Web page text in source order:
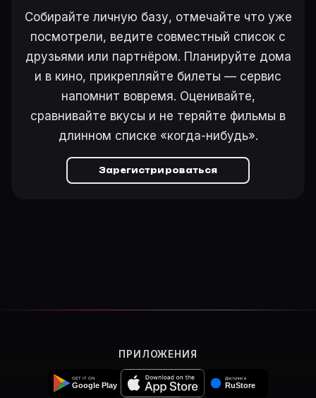
Собирайте личную базу, отмечайте что уже
посмотрели, ведите совместный список с
друзьями или партнёром. Планируйте дома
и в кино, прикрепляйте билеты — сервис
напомнит вовремя. Оценивайте,
сравнивайте вкусы и не теряйте фильмы в
длинном списке «когда-нибудь».
Зарегистрироваться
ПРИЛОЖЕНИЯ